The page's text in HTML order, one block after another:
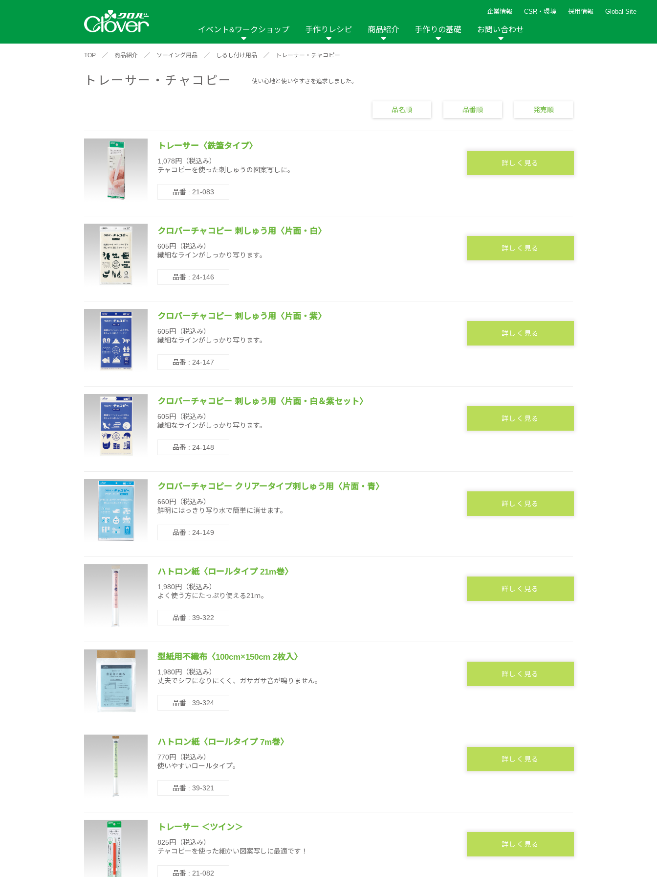
企業情報 CSR・環境 採用情報 Global Site
イベント&ワークショップ
2026年 2025年 2024年 2023年 2022年 2021年
イベントレポート
2024年 2020年 2019年 2018年 2017年 2013年 2012年
手作りレシピ
糸の手芸
羊毛の手芸
編み物
商品紹介
新商品一覧 縫い針 ソーイング用品 はさみ ソーメニュ
手作りの基礎 お問い合わせ
TOP ／ 商品紹介 ／ ソーイング用品 ／ しるし付け用品 ／ トレーサー・チャコピー
トレーサー・チャコピー 使い心地と使いやすさを追求しました。
品名順 品番順 発売順
トレーサー〈鉄筆タイプ〉
1,078円（税込み）
チャコピーを使った刺しゅうの図案写しに。
品番 : 21-083
詳しく見る
クロバーチャコピー 刺しゅう用〈片面・白〉
605円（税込み）
繊細なラインがしっかり写ります。
品番 : 24-146
詳しく見る
クロバーチャコピー 刺しゅう用〈片面・紫〉
605円（税込み）
繊細なラインがしっかり写ります。
品番 : 24-147
詳しく見る
クロバーチャコピー 刺しゅう用〈片面・白＆紫セット〉
605円（税込み）
繊細なラインがしっかり写ります。
品番 : 24-148
詳しく見る
クロバーチャコピー クリアータイプ刺しゅう用〈片面・青〉
660円（税込み）
鮮明にはっきり写り水で簡単に消せます。
品番 : 24-149
詳しく見る
ハトロン紙〈ロールタイプ 21m巻〉
1,980円（税込み）
よく使う方にたっぷり使える21ｍ。
品番 : 39-322
詳しく見る
型紙用不織布〈100cm×150cm 2枚入〉
1,980円（税込み）
丈夫でシワになりにくく、ガサガサ音が鳴りません。
品番 : 39-324
詳しく見る
ハトロン紙〈ロールタイプ 7m巻〉
770円（税込み）
使いやすいロールタイプ。
品番 : 39-321
詳しく見る
トレーサー ＜ツイン＞
825円（税込み）
チャコピーを使った細かい図案写しに最適です！
品番 : 21-082
詳しく見る